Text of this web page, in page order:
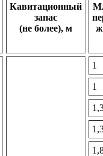
Кавитационный
запас
(не более), м
1
1